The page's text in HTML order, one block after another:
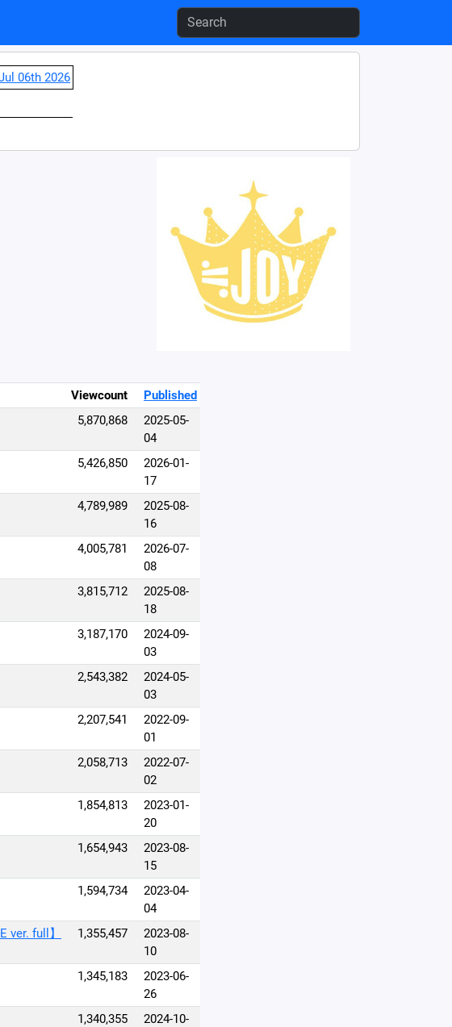
06th 2026
Viewcount
Published
5,870,868
2025-05-
04
5,426,850
2026-01-
17
4,789,989
2025-08-
16
4,005,781
2026-07-
08
3,815,712
2025-08-
18
3,187,170
2024-09-
03
2,543,382
2024-05-
03
2,207,541
2022-09-
01
2,058,713
2022-07-
02
1,854,813
2023-01-
20
1,654,943
2023-08-
15
1,594,734
2023-04-
04
ver. full】 1,355,457
2023-08-
10
1,345,183
2023-06-
26
1,340,355
2024-10-